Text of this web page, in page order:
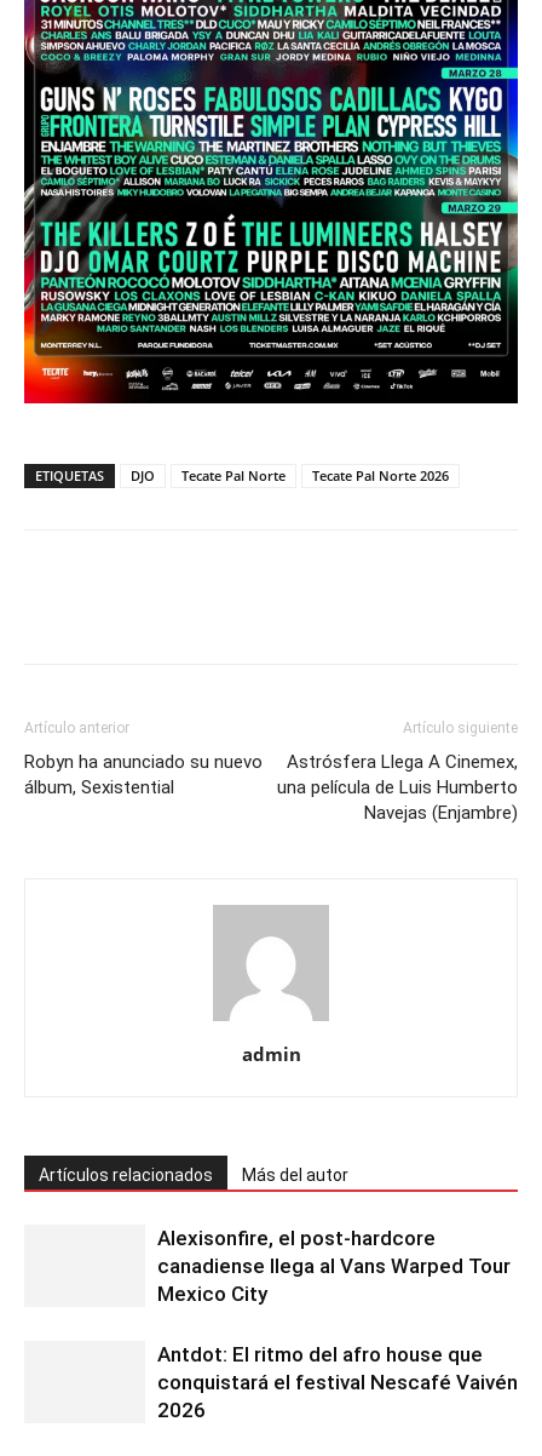
ETIQUETAS DJO Tecate Pal Norte Tecate Pal Norte 2026
Artículo anterior
Robyn ha anunciado su nuevo
álbum, Sexistential
Artículo siguiente
Astrósfera Llega A Cinemex,
una película de Luis Humberto
Navejas (Enjambre)
admin
Artículos relacionados Más del autor
Alexisonfire, el post-hardcore
canadiense llega al Vans Warped Tour
Mexico City
Antdot: El ritmo del afro house que
conquistará el festival Nescafé Vaivén
2026